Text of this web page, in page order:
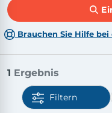
Brauchen Sie Hilfe
1 Ergebnis
Filtern